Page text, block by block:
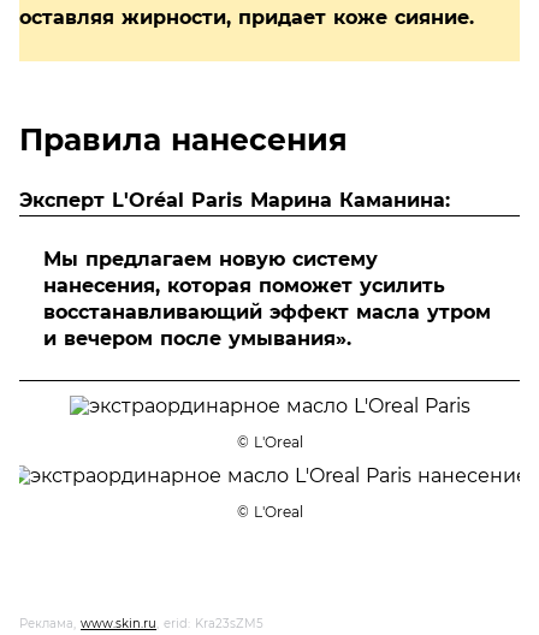
оставляя жирности, придает коже сияние.
Правила нанесения
Эксперт L'Oréal Paris Марина Каманина:
Мы предлагаем новую систему
нанесения, которая поможет усилить
восстанавливающий эффект масла утром
и вечером после умывания».
© L'Oreal
© L'Oreal
Реклама, www.skin.ru, erid: Kra23sZM5